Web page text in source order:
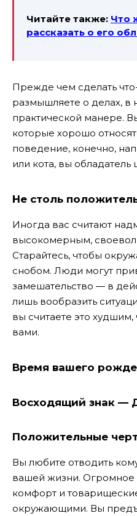
Читайте также: Что
рассказать о его
Прежде чем сделать
размышляете о делах, в
практической манере.
которые хорошо
поведение, конечно,
или кота, вы
Не столь
Иногда вас считают
высокомерным,
Старайтесь, чтобы
снобом. Люди могут
замешательство — в
лишь вообразить
вы считаете это
вами.
Время вашего
Восходящий знак —
Положительные
Вы любите отводить
вашей жизни. Огромное
комфорт и
окружающими. Вы